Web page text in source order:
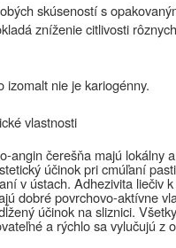
skúseností s
zníženie citlivosti
izomalt nie je kariogénny.
vlastnosti
anginčerešňa majú lokálny
účinok pri cmúľaní
v ústach. Adhezivita liečiv
dobré povrchovo-aktívne
účinok na sliznici.
a rýchlo sa vylučujú z